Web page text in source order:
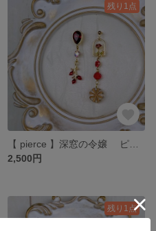
残り1点
2,500円
残り1点